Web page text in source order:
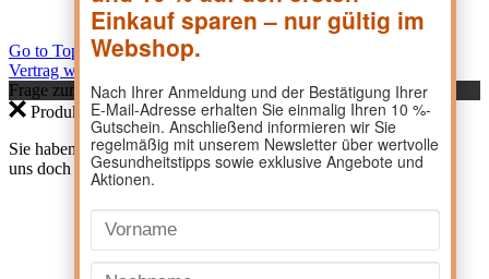
Go to Top
Vertrag widerrufen
Frage zum Produkt?
Produktanfrage
Sie haben eine Frage zu einem Produkt? Dann kontaktieren Sie
uns doch direkt hier.